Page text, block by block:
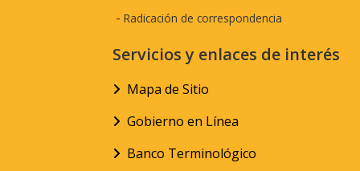
- Radicación de correspondencia
Servicios y enlaces de interés
Mapa de Sitio
Gobierno en Línea
Banco Terminológico